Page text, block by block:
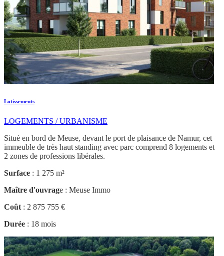
Lotissements
LOGEMENTS / URBANISME
Situé en bord de Meuse, devant le port de plaisance de Namur, cet
immeuble de très haut standing avec parc comprend 8 logements et
2 zones de professions libérales.
Surface : 1 275 m²
Maître d'ouvrage : Meuse Immo
Coût : 2 875 755 €
Durée : 18 mois